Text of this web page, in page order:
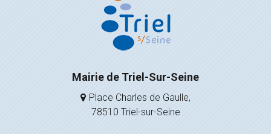
Mairie de Triel-Sur-Seine
Place Charles de Gaulle,
78510 Triel-sur-Seine